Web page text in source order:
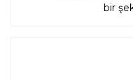
bir